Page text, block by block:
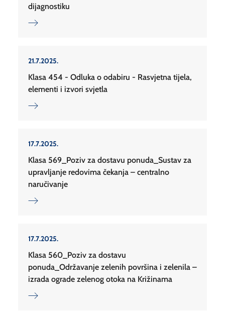
dijagnostiku
21.7.2025.
Klasa 454 - Odluka o odabiru - Rasvjetna tijela,
elementi i izvori svjetla
17.7.2025.
Klasa 569_Poziv za dostavu ponuda_Sustav za
upravljanje redovima čekanja – centralno
naručivanje
17.7.2025.
Klasa 560_Poziv za dostavu
ponuda_Održavanje zelenih površina i zelenila –
izrada ograde zelenog otoka na Križinama